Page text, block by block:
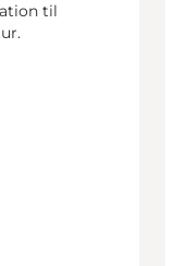
til